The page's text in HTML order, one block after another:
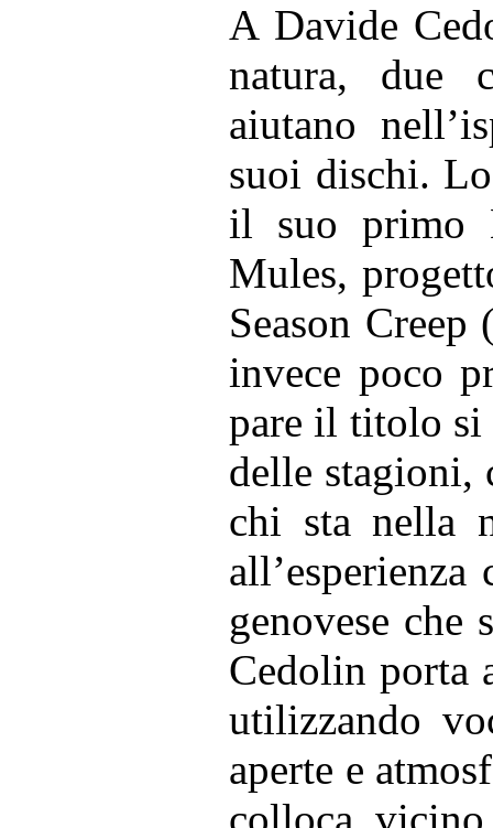
A Davide
natura, due
aiutano
suoi dischi.
il suo primo
Mules,
Season
invece poco
pare il titolo si
delle stagioni,
chi sta nella
genovese che
Cedolin porta
utilizzando
aperte e